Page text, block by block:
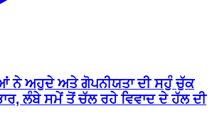
ਨੇ ਅਹੁਦੇ ਅਤੇ ਗੋਪਨੀਯਤਾ ਦੀ ਸਹੁੰ ਚੁੱਕ
ਲੰਬੇ ਸਮੇਂ ਤੋਂ ਚੱਲ ਰਹੇ ਵਿਵਾਦ ਦੇ ਹੱਲ ਦੀ